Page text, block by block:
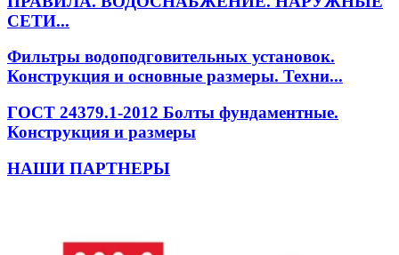
СЕТИ...
Фильтры водоподговительных установок.
Конструкция и основные размеры. Техни...
ГОСТ 24379.1-2012 Болты фундаментные.
Конструкция и размеры
НАШИ ПАРТНЕРЫ